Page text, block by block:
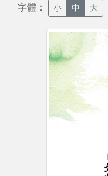
字體： 小 中 大